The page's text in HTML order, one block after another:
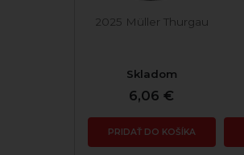
2025 Müller Thurgau
Skladom
6,06 €
PRIDAŤ DO KOŠÍKA